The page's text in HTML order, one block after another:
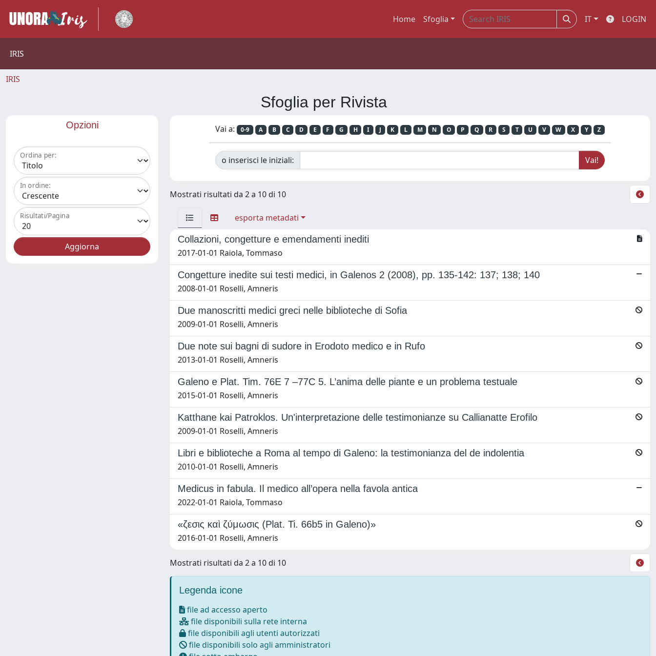
Home Sfoglia IT LOGIN
IRIS
IRIS
Sfoglia per Rivista
Opzioni
Ordina per:
In ordine:
Risultati/Pagina
Vai a: 0-9 A B C D E F G H I J K L M N O P Q R S T U V W X Y Z
o inserisci le iniziali:
Mostrati risultati da 2 a 10 di 10
esporta metadati
Collazioni, congetture e emendamenti inediti
2017-01-01 Raiola, Tommaso
Congetture inedite sui testi medici, in Galenos 2 (2008), pp. 135-142: 137; 138; 140
2008-01-01 Roselli, Amneris
Due manoscritti medici greci nelle biblioteche di Sofia
2009-01-01 Roselli, Amneris
Due note sui bagni di sudore in Erodoto medico e in Rufo
2013-01-01 Roselli, Amneris
Galeno e Plat. Tim. 76E 7 –77C 5. L’anima delle piante e un problema testuale
2015-01-01 Roselli, Amneris
Katthane kai Patroklos. Un'interpretazione delle testimonianze su Callianatte Erofilo
2009-01-01 Roselli, Amneris
Libri e biblioteche a Roma al tempo di Galeno: la testimonianza del de indolentia
2010-01-01 Roselli, Amneris
Medicus in fabula. Il medico all’opera nella favola antica
2022-01-01 Raiola, Tommaso
«ζεσις καὶ ζύμωσις (Plat. Ti. 66b5 in Galeno)»
2016-01-01 Roselli, Amneris
Mostrati risultati da 2 a 10 di 10
Legenda icone
file ad accesso aperto
file disponibili sulla rete interna
file disponibili agli utenti autorizzati
file disponibili solo agli amministratori